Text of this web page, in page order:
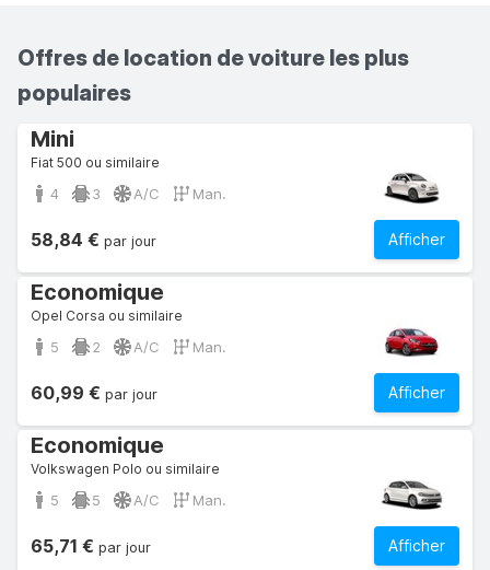
Offres de location de voiture les plus
populaires
Mini
Fiat 500 ou similaire
4 3 A/C Man.
Afficher
58,84 € par jour
Economique
Opel Corsa ou similaire
5 2 A/C Man.
Afficher
60,99 € par jour
Economique
Volkswagen Polo ou similaire
5 5 A/C Man.
Afficher
65,71 € par jour